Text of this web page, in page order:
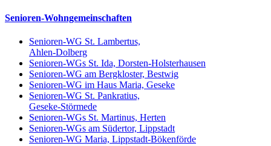
Senioren-Wohngemeinschaften
Senioren-WG St. Lambertus,
Ahlen-Dolberg
Senioren-WGs St. Ida, Dorsten-Holsterhausen
Senioren-WG am Bergkloster, Bestwig
Senioren-WG im Haus Maria, Geseke
Senioren-WG St. Pankratius,
Geseke-Störmede
Senioren-WGs St. Martinus, Herten
Senioren-WGs am Südertor, Lippstadt
Senioren-WG Maria, Lippstadt-Bökenförde